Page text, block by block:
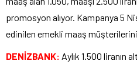
promosyon alıyor. Kampanya 5
edinilen emekli maaş müşterilerini
DENİZBANK: Aylık 1.500 liranın